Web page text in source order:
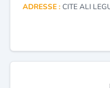
ADRESSE :CITE ALI